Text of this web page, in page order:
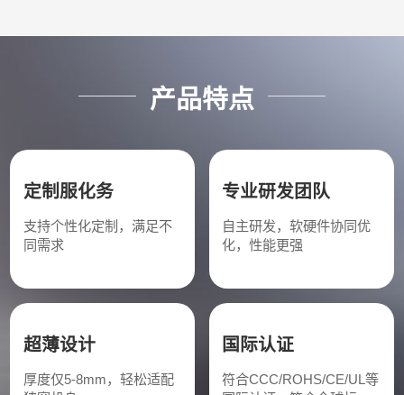
产品特点
定制服化务
支持个性化定制，满足不
同需求
专业研发团队
自主研发，软硬件协同优
化，性能更强
超薄设计
厚度仅5-8mm，轻松适配
国际认证
符合CCC/ROHS/CE/UL等